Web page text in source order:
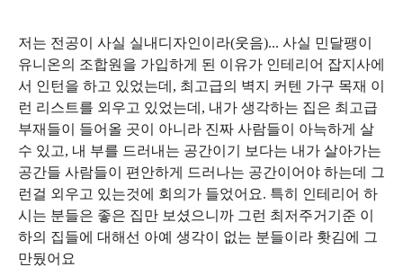
저는 전공이 사실 실내디자인이라(웃음)... 사실 민달팽이
유니온의 조합원을 가입하게 된 이유가 인테리어 잡지사에
서 인턴을 하고 있었는데 , 최고급의 벽지 커텐 가구 목재 이
런 리스트를 외우고 있었는데 , 내가 생각하는 집은 최고급
부재들이 들어올 곳이 아니라 진짜 사람들이 아늑하게 살
수 있고, 내 부를 드러내는 공간이기 보다는 내가 살아가는
공간들 사람들이 편안하게 드러나는 공간이어야 하는데 그
런걸 외우고 있는것에 회의가 들었어요. 특히 인테리어 하
시는 분들은 좋은 집만 보셨으니까 그런 최저주거기준 이
하의 집들에 대해선 아예 생각이 없는 분들이라 홧김에 그
만뒀어요